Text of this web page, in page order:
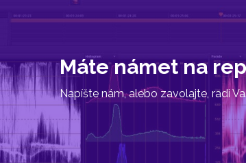
Máte námet na
Napíšte nám, alebo zavolajte, radi